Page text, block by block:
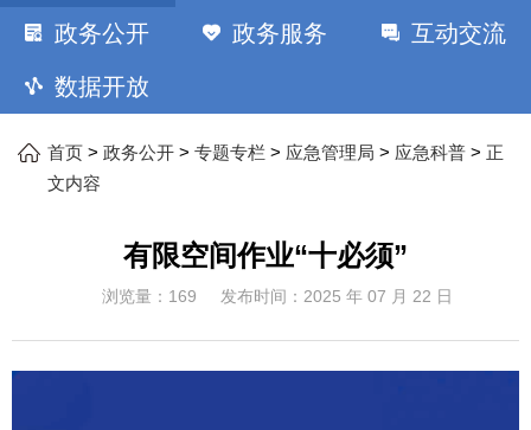
政务公开 政务服务 互动交流
数据开放
首页 > 政务公开 > 专题专栏 > 应急管理局 > 应急科普 > 正
文内容
有限空间作业“十必须”
浏览量： 169 发布时间： 2025 年 07 月 22 日